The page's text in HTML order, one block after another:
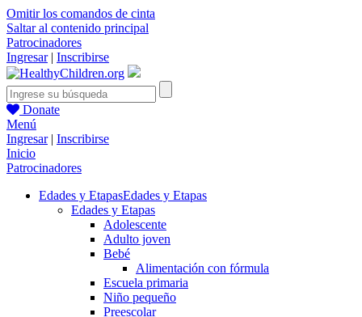
Omitir los comandos de cinta
Saltar al contenido principal
Patrocinadores
Ingresar| Inscribirse
Donate
Menú
Ingresar| Inscribirse
Inicio
Patrocinadores
Edades y EtapasEdades y Etapas
Edades y Etapas
Adolescente
Adulto joven
Bebé
Alimentación con fórmula
Escuela primaria
Niño pequeño
Preescolar